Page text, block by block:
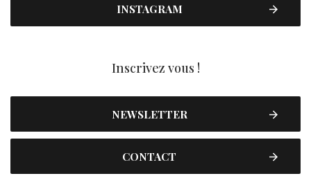
INSTAGRAM
Inscrivez vous !
NEWSLETTER
CONTACT